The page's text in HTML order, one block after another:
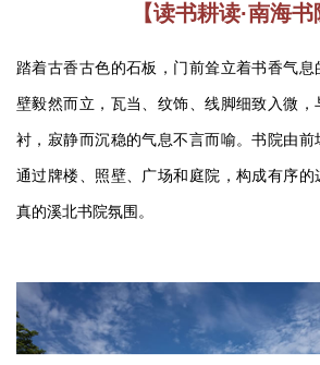
【读书耕读·南海书
踏着古香古色的石板，门前耸立着书香气
壁毅然而立，瓦当、纹饰、线脚细致入微
衬，寂静而沉稳的气息不言而喻。书院由前
通过牌楼、照壁、广场和庭院，构成有序
真的溪北书院氛围。